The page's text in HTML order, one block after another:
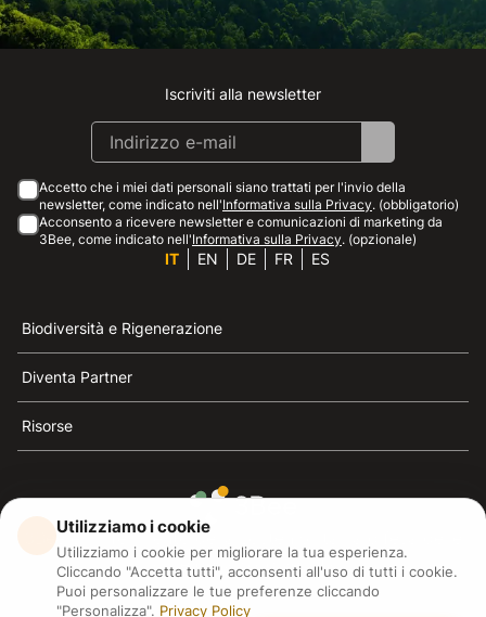
Instagram
Facebook
Linkedin
Youtube
Iscriviti alla newsletter
Accetto che i miei dati personali siano trattati per l'invio della
newsletter, come indicato nell'Informativa sulla Privacy. (obbligatorio)
Acconsento a ricevere newsletter e comunicazioni di marketing da
3Bee, come indicato nell'Informativa sulla Privacy. (opzionale)
IT EN DE FR ES
Biodiversità e Rigenerazione
Diventa Partner
Risorse
3Bee è il riferimento della sostenibilità, la difesa delle
api e della biodiversità
3Bee S.R.L Via Pastrengo 14, 20159, Milano (MI)
Utilizziamo i cookie
Utilizziamo i cookie per migliorare la tua esperienza.
Cliccando "Accetta tutti", acconsenti all'uso di tutti i cookie.
Puoi personalizzare le tue preferenze cliccando
"Personalizza". Privacy Policy